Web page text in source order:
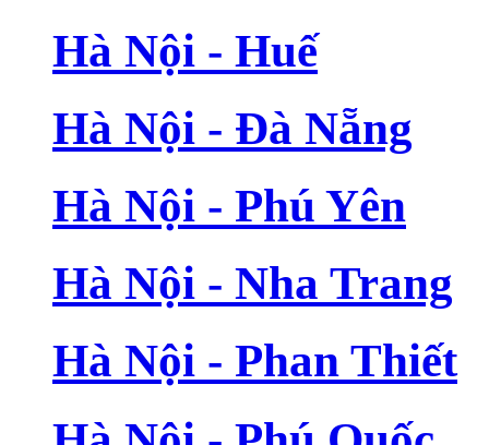
Hà Nội - Huế
Hà Nội - Đà Nẵng
Hà Nội - Phú Yên
Hà Nội - Nha Trang
Hà Nội - Phan Thiết